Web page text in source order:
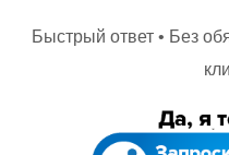
Быстрый ответ • Без